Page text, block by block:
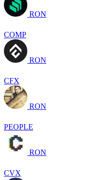
RON
COMP
RON
CFX
RON
PEOPLE
RON
CVX